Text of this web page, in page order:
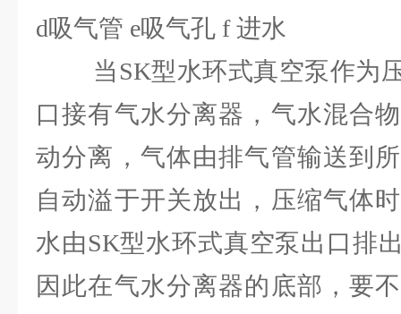
d吸气管 e吸气孔 f 进水
当SK型水环式真空泵作为压
口接有气水分离器，气水混合
动分离，气体由排气管输送到
自动溢于开关放出，压缩气体
水由SK型水环式真空泵出口排
因此在气水分离器的底部，要